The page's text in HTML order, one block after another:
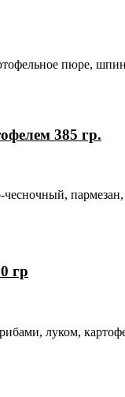
пюре,
385 гр.
гр
луком,